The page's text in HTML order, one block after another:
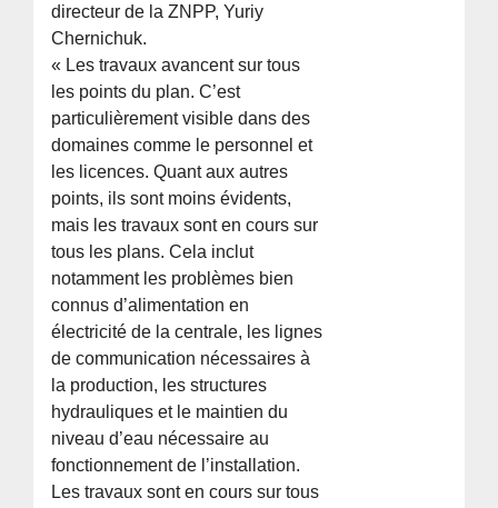
directeur de la ZNPP, Yuriy
Chernichuk.
« Les travaux avancent sur tous
les points du plan. C’est
particulièrement visible dans des
domaines comme le personnel et
les licences. Quant aux autres
points, ils sont moins évidents,
mais les travaux sont en cours sur
tous les plans. Cela inclut
notamment les problèmes bien
connus d’alimentation en
électricité de la centrale, les lignes
de communication nécessaires à
la production, les structures
hydrauliques et le maintien du
niveau d’eau nécessaire au
fonctionnement de l’installation.
Les travaux sont en cours sur tous